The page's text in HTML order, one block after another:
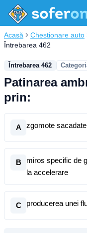
Acasă Chestionare auto
Întrebarea 462
Întrebarea 462
Patinarea
prin:
A zgomote
B
miros specific de
la accelerare
C producerea unei